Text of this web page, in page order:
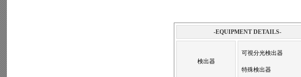
-EQUIPMENT DETAILS-
検出器
可視分光検出器
特殊検出器